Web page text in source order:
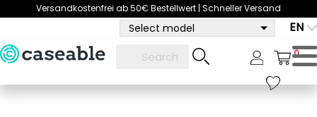
Versandkostenfrei ab 50€ Bestellwert | Schneller Versand
EN
Select model
0